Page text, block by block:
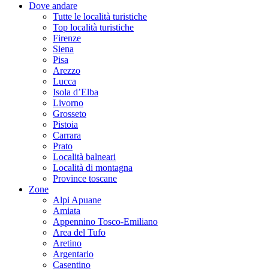
Dove andare
Tutte le località turistiche
Top località turistiche
Firenze
Siena
Pisa
Arezzo
Lucca
Isola d’Elba
Livorno
Grosseto
Pistoia
Carrara
Prato
Località balneari
Località di montagna
Province toscane
Zone
Alpi Apuane
Amiata
Appennino Tosco-Emiliano
Area del Tufo
Aretino
Argentario
Casentino